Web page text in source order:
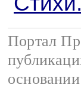
Портал
основании